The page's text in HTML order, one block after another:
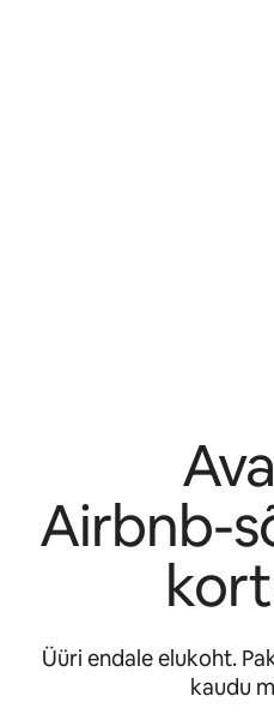
Airbnb-
Üüri endale elukoht.
kaudu